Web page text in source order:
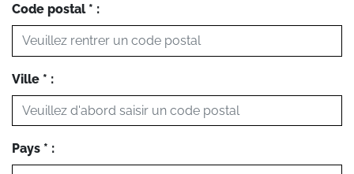
Code postal * :
Ville * :
Pays * :